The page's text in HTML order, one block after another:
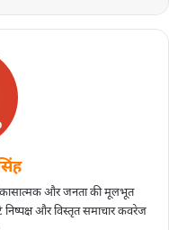
और जनता की मूलभूत
और विस्तृत समाचार कवरेज